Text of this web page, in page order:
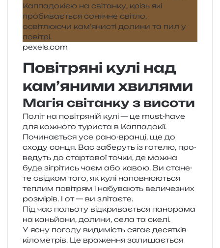
pexels​.com
Повітряні кулі над
кам’яними хвилями
Магія світанку з висоти
Політ на пові­тря­ній кулі — це must-have
для кожно­го тури­ста в Каппадокії.
Починається усе рано-вран­ці, ще до
сходу сонця. Вас забе­руть із готе­лю, про­
ве­дуть до стар­то­вої точки, де можна
буде зігрі­тись чаєм або кавою. Ви ста­не­
те свід­ком того, як кулі напов­ню­ю­ться
теплим пові­трям і набу­ва­ють вели­че­зних
роз­мі­рів. І от — ви злітаєте.
Під час польо­ту від­кри­ва­є­ться пано­ра­ма
на кань­йо­ни, доли­ни, села та скелі.
У ясну пого­ду види­мість сягає деся­тків
кіло­ме­трів. Це вра­же­н­ня зали­ша­є­ться